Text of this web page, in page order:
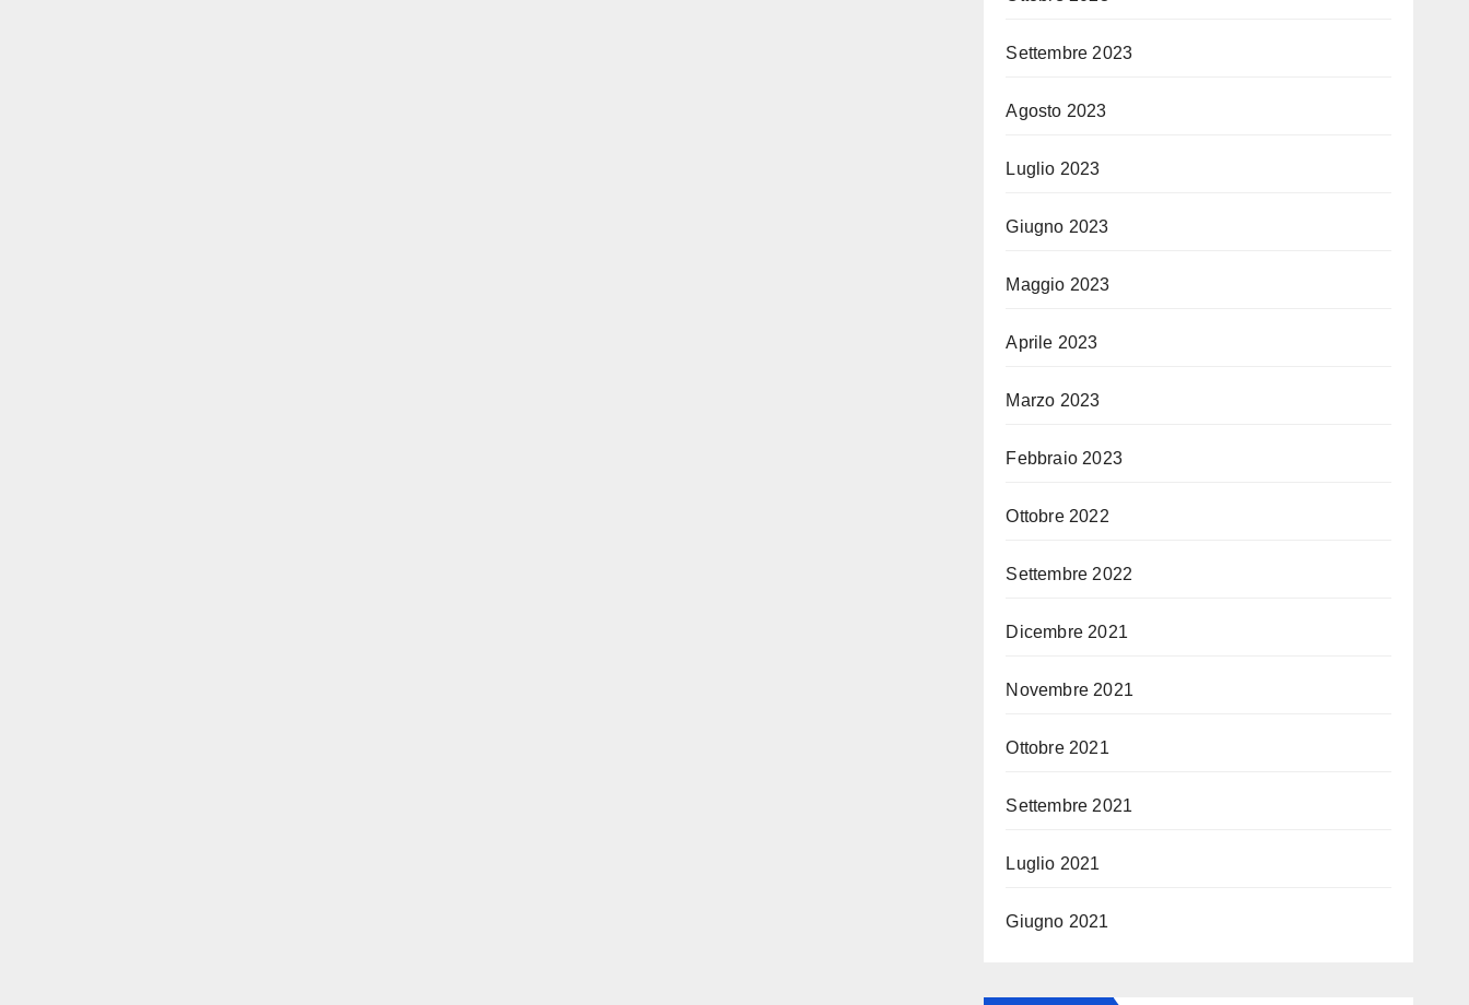
Settembre 2023
Agosto 2023
Luglio 2023
Giugno 2023
Maggio 2023
Aprile 2023
Marzo 2023
Febbraio 2023
Ottobre 2022
Settembre 2022
Dicembre 2021
Novembre 2021
Ottobre 2021
Settembre 2021
Luglio 2021
Giugno 2021